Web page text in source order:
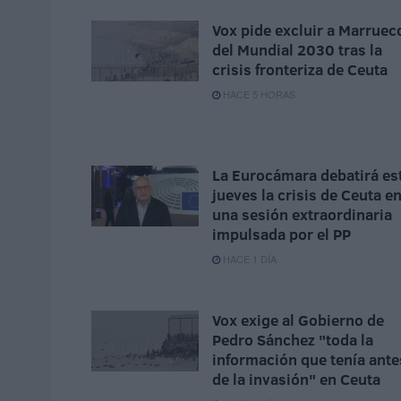
Vox pide excluir a
del Mundial 2030 tras la
crisis fronteriza de Ceuta
HACE 5 HORAS
La Eurocámara debatirá
jueves la crisis de Ceuta en
una sesión extraordinaria
impulsada por el PP
HACE 1 DÍA
Vox exige al Gobierno de
Pedro Sánchez "toda la
información que tenía
de la invasión" en Ceuta